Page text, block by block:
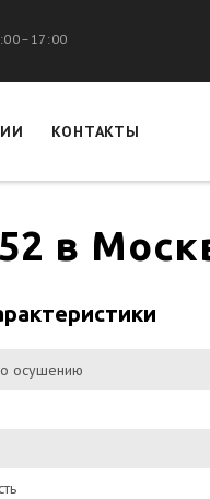
КОНТАКТЫ
в
осушению